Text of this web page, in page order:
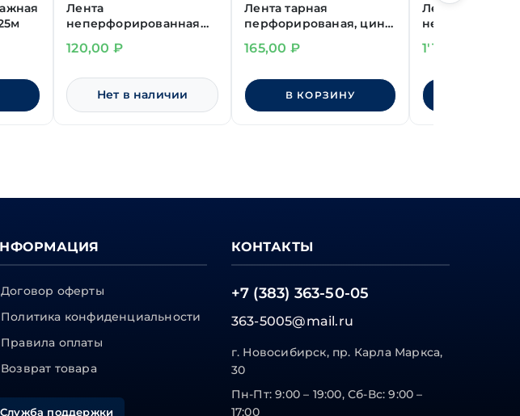
Лента
неперфорированная
120,00 ₽
Нет в наличии
Лента тарная
перфорированая, цинк
165,00 ₽
В КОРЗИНУ
Лента
1'190,00
Договор оферты
Политика конфиденциальности
Правила оплаты
Возврат товара
Служба поддержки
КОНТАКТЫ
+7 (383) 363-50-05
363-5005@mail.ru
г. Новосибирск, пр. Карла Маркса,
30
Пн-Пт: 9:00 – 19:00, Сб-Вс: 9:00 –
17:00